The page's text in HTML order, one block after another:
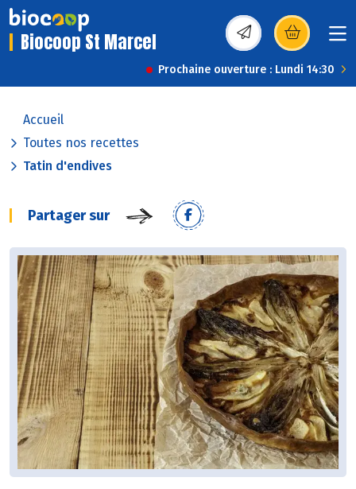
Biocoop St Marcel (s’ouvre dans une
Prochaine ouverture : Lundi 14:30
Accueil
Toutes nos recettes
Tatin d'endives
Partager sur